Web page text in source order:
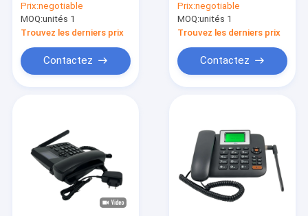
d'appel de Bluetooth
4,0
Prix:negotiable
MOQ:unités 1
Trouvez les derniers prix
Contactez
de TF double
Prix:negotiable
MOQ:unités 1
Trouvez les derniers prix
Contactez